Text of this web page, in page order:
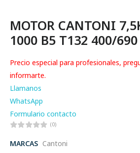
MOTOR CANTONI
1000 B5 T132 400/
Precio especial para profesionales,
informarte.
Llamanos
WhatsApp
Formulario contacto
(0)
MARCAS Cantoni